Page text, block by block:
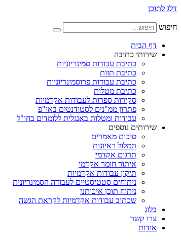
דלג לתוכן
חיפוש
דף הבית
שירותי כתיבה
כתיבת עבודות סמינריוניות
כתיבת תזות
כתיבת עבודות פרוסמינריוניות
כתיבת מטלות
סקירות ספרות לעבודות אקדמיות
פתרון ממ"נים לסטודנטים באו"פ
עבודות ומטלות באנגלית ללומדים בחו"ל
שירותים נוספים
סיכום מאמרים
תמלול ראיונות
תרגום אקדמי
איתור חומר אקדמי
תיקון עבודות אקדמיות
ניתוחים סטטיסטיים לעבודה הסמינריונית
ניתוח תוכן איכותני
שכתוב עבודות אקדמיות לקראת הגשה
בלוג
צרו קשר
אודות